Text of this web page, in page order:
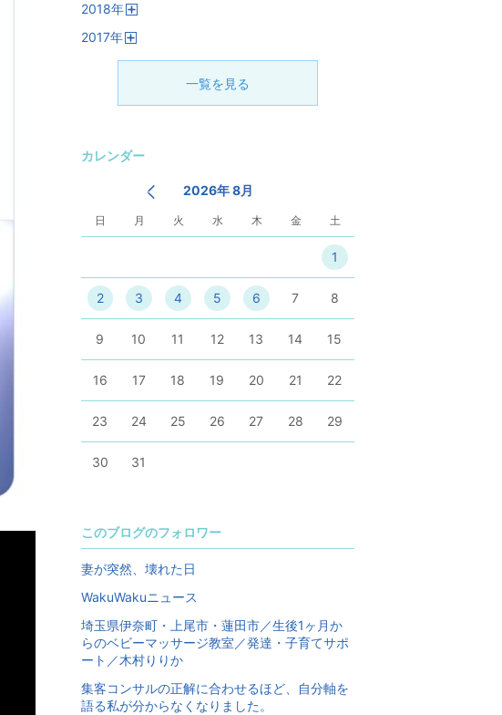
2018年
2017年
一覧を見る
カレンダー
2026年 8月
日 月 火 水 木 金 土
1
2 3 4 5 6 7 8
9 10 11 12 13 14 15
16 17 18 19 20 21 22
23 24 25 26 27 28 29
30 31
このブログのフォロワー
妻が突然、壊れた日
WakuWakuニュース
埼玉県伊奈町・上尾市・蓮田市／生後1ヶ月か
らのベビーマッサージ教室／発達・子育てサポ
ート／木村りりか
集客コンサルの正解に合わせるほど、自分軸を
語る私が分からなくなりました。